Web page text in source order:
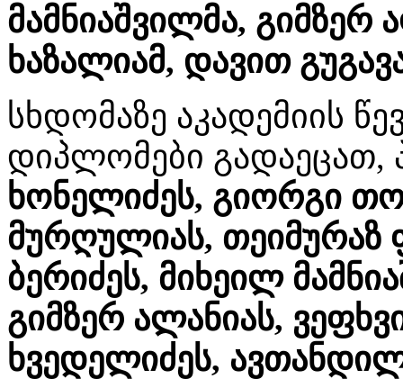
მამნიაშვილმა,
ხაზალიამ, დავით
სხდომაზე აკადემიის
დიპლომები
ხონელიძეს, გიორგი
მურღულიას, თეიმურაზ
ბერიძეს, მიხეილ
გიმზერ ალანიას,
ხვედელიძეს,